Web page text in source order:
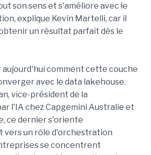
son sens et s'améliore avec le
explique Kevin Martelli, car il
un résultat parfait dès le
aujourd'hui comment cette couche
avec le data lakehouse.
vice-président de la
l'IA chez Capgemini Australie et
ce dernier s'oriente
vers un rôle d'orchestration
se concentrent